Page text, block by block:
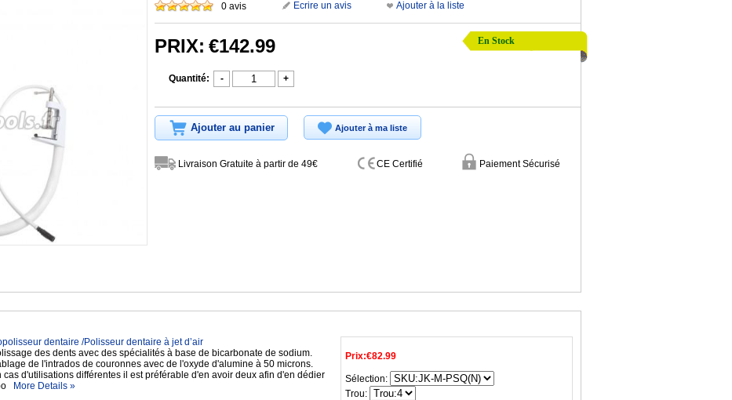
0 avis Ecrire un avis Ajouter à la liste
En Stock
PRIX: €142.99
Quantité: - +
Ajouter au panier Ajouter à ma liste
Livraison Gratuite à partir de 49€ CE Certifié Paiement Sécurisé
Prix:€82.99
Sélection:
Trou:
dentaire /Polisseur dentaire à jet d’air
des dents avec des spécialités à base de bicarbonate de sodium.
de l'intrados de couronnes avec de l'oxyde d'alumine à 50 microns.
cas d'utilisations différentes il est préférable d'en avoir deux afin d'en dédier
More Details »